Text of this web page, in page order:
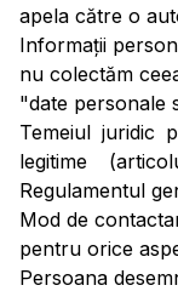
apela către o
Informații
nu colectăm
"date personale
Temeiul juridic
legitime
Regulamentul
Mod de
pentru orice
Persoana